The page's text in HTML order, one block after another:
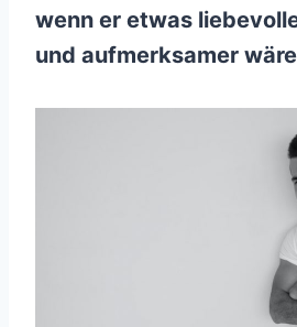
wenn er etwas
und aufmerksamer